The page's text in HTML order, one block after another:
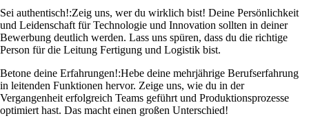
Sei authentisch!:Zeig uns, wer du wirklich bist! Deine Persönlichkeit
und Leidenschaft für Technologie und Innovation sollten in deiner
Bewerbung deutlich werden. Lass uns spüren, dass du die richtige
Person für die Leitung Fertigung und Logistik bist.
Betone deine Erfahrungen!:Hebe deine mehrjährige Berufserfahrung
in leitenden Funktionen hervor. Zeige uns, wie du in der
Vergangenheit erfolgreich Teams geführt und Produktionsprozesse
optimiert hast. Das macht einen großen Unterschied!